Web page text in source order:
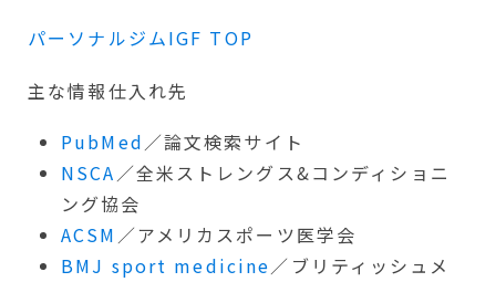
パーソナルジムIGF TOP
主な情報仕入れ先
PubMed／論文検索サイト
NSCA／全米ストレングス&コンディショニ
ング協会
ACSM ／アメリカスポーツ医学会
BMJ sport medicine／ブリティッシュメ